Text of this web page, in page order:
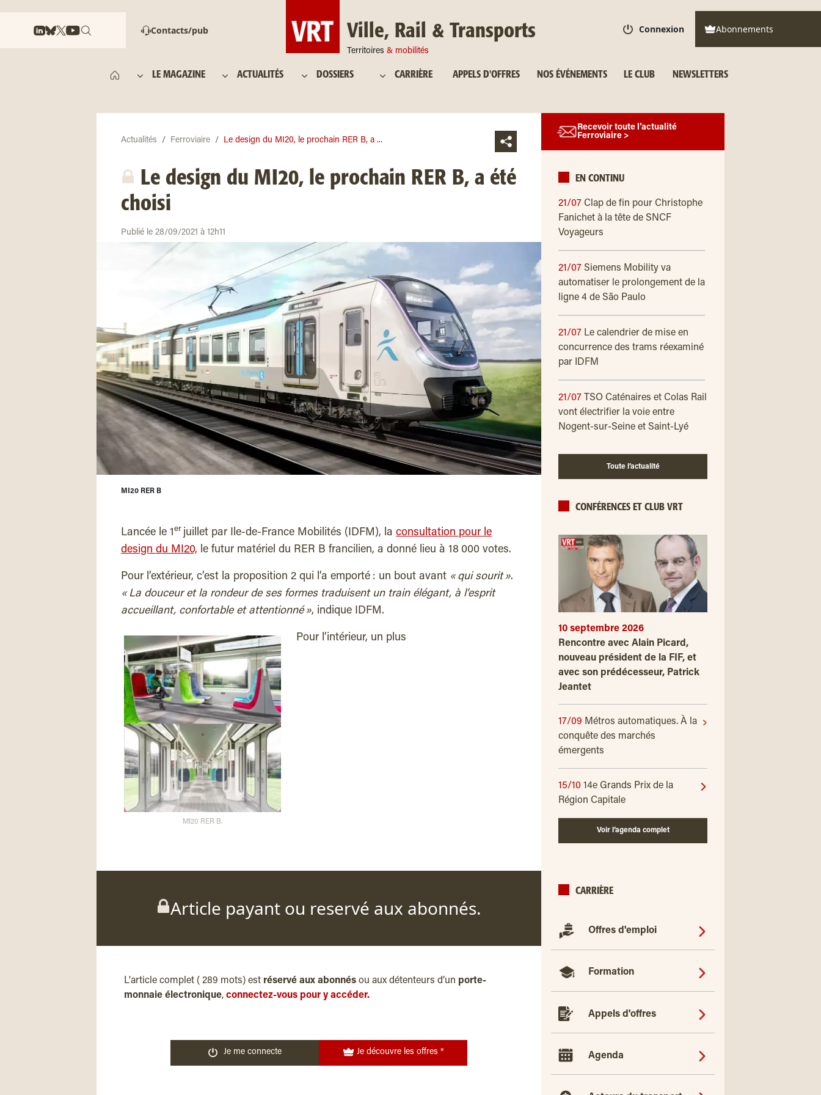
Contacts/pub Ville, Rail & Transports
Territoires & mobilités
Connexion Abonnements
LE MAGAZINE ACTUALITÉS DOSSIERS CARRIÈRE APPELS D'OFFRES NOS ÉVÉNEMENTS LE CLUB NEWSLETTERS
Actualités Ferroviaire Le design du MI20, le prochain RER B, a ...
Le design du MI20, le prochain RER B, a été
choisi
Publié le 28/09/2021 à 12h11
MI20 RER B
Lancée le 1er juillet par Ile-de-France Mobilités (IDFM), la consultation pour le
design du MI20, le futur matériel du RER B francilien, a donné lieu à 18 000 votes.
Pour l’extérieur, c’est la proposition 2 qui l’a emporté : un bout avant « qui sourit ».
« La douceur et la rondeur de ses formes traduisent un train élégant, à l’esprit
accueillant, confortable et attentionné », indique IDFM.
MI20 RER B.
Pour l’intérieur, un plus
Article payant ou reservé aux abonnés.
L'article complet ( 289 mots) est réservé aux abonnés ou aux détenteurs d’un porte-
monnaie électronique, connectez-vous pour y accéder.
Je me connecte Je découvre les offres *
Recevoir toute l’actualité
Ferroviaire >
EN CONTINU
21/07 Clap de fin pour Christophe
Fanichet à la tête de SNCF
Voyageurs
21/07 Siemens Mobility va
automatiser le prolongement de la
ligne 4 de São Paulo
21/07 Le calendrier de mise en
concurrence des trams réexaminé
par IDFM
21/07
TSO Caténaires et Colas Rail
vont électrifier la voie entre
Nogent-sur-Seine et Saint-Lyé
Toute l’actualité
CONFÉRENCES ET CLUB VRT
10 septembre 2026
Rencontre avec Alain Picard,
nouveau président de la FIF, et
avec son prédécesseur, Patrick
Jeantet
17/09 Métros automatiques. À la
conquête des marchés
émergents
15/10 14e Grands Prix de la
Région Capitale
Voir l’agenda complet
CARRIÈRE
Offres d'emploi
Formation
Appels d'offres
Agenda